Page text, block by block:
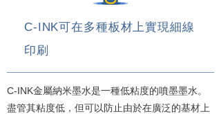
C-INK可在多種板材上實現細線
印刷
C-INK金屬納米墨水是一種低粘度的噴墨墨水。
盡管其粘度低，但可以防止由於在廣泛的基材上